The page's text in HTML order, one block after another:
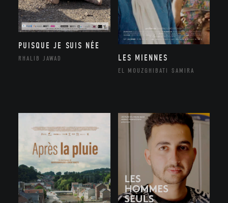
PUISQUE JE SUIS NÉE
RHALIB JAWAD LES MIENNES
EL MOUZGHIBATI SAMIRA